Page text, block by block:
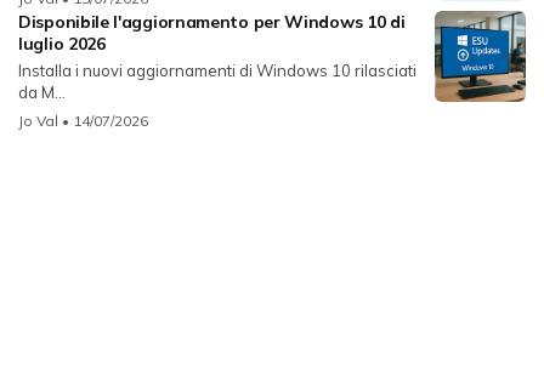
Disponibile l'aggiornamento per Windows 10 di
luglio 2026
Installa i nuovi aggiornamenti di Windows 10 rilasciati
da M...
Jo Val • 14/07/2026